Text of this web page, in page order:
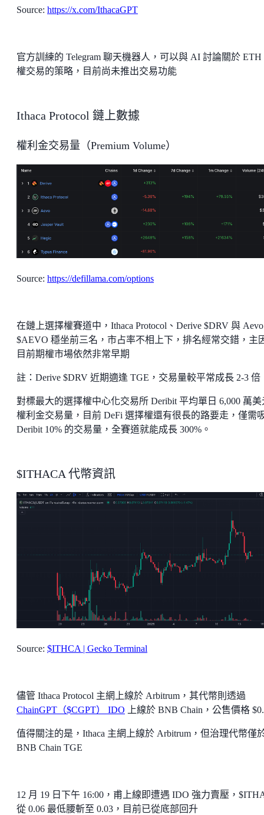
Source: https://x.com/IthacaGPT
官方訓練的 Telegram 聊天機器人，可以與 AI 討論關於 ETH
權交易的策略，目前尚未推出交易功能
Ithaca Protocol 鏈上數據
權利金交易量（Premium Volume）
Source: https://defillama.com/options
在鏈上選擇權賽道中，Ithaca Protocol、Derive $DRV 與 Aevo
$AEVO 穩坐前三名，市占率不相上下，排名經常交錯，主
目前期權市場依然非常早期
註：Derive $DRV 近期適逢 TGE，交易量較平常成長 2-3 倍
對標最大的選擇權中心化交易所 Deribit 平均單日 6,000 萬美
權利金交易量，目前 DeFi 選擇權還有很長的路要走，僅需
Deribit 10% 的交易量，全賽道就能成長 300%。
$ITHACA 代幣資訊
Source: $ITHCA | Gecko Terminal
儘管 Ithaca Protocol 主網上線於 Arbitrum，其代幣則透過
ChainGPT（$CGPT） IDO 上線於 BNB Chain，公售價格
值得關注的是，Ithaca 主網上線於 Arbitrum，但治理代幣僅
BNB Chain TGE
12 月 19 日下午 16:00，甫上線即遭遇 IDO 強力賣壓，
從 0.06 最低腰斬至 0.03，目前已從底部回升